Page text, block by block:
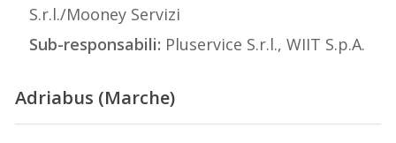
S.r.l./Mooney Servizi
Sub-responsabili: Pluservice S.r.l., WIIT S.p.A.
Adriabus (Marche)